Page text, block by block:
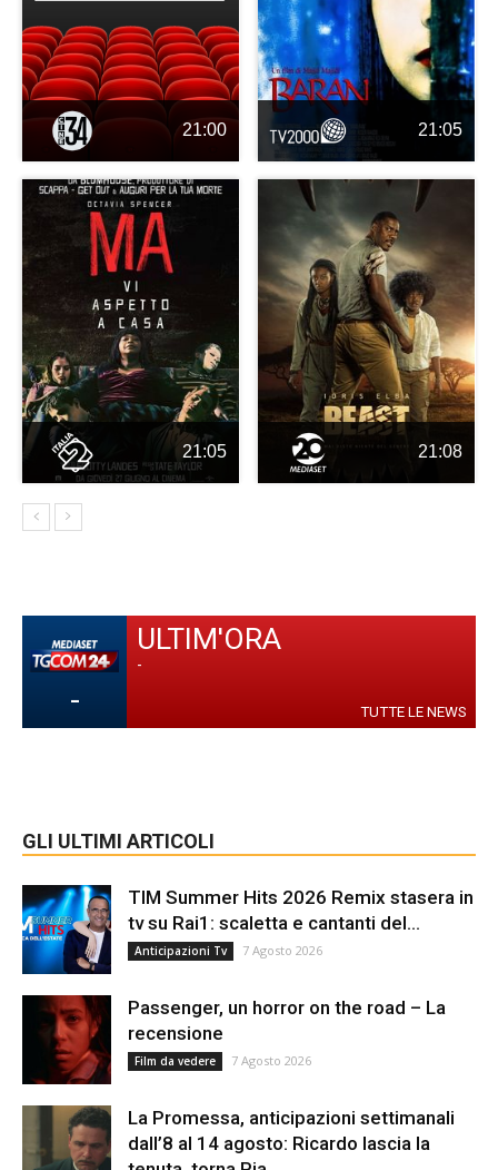
21:00 21:05
21:05 21:08
-
ULTIM'ORA
-
TUTTE LE NEWS
GLI ULTIMI ARTICOLI
TIM Summer Hits 2026 Remix stasera in
tv su Rai1: scaletta e cantanti del...
Anticipazioni Tv 7 Agosto 2026
Passenger, un horror on the road – La
recensione
Film da vedere 7 Agosto 2026
La Promessa, anticipazioni settimanali
dall’8 al 14 agosto: Ricardo lascia la